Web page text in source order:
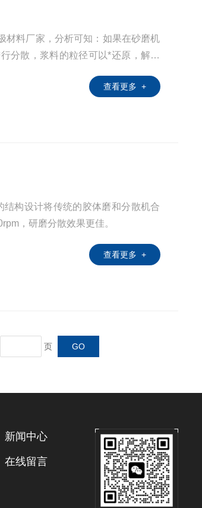
材料厂家，分析可知：如果在砂磨机
分散，浆料的粒径可以*还原，解决
查看更多 +
构设计将传统的胶体磨和分散机合
，研磨分散效果更佳。
查看更多 +
页
新闻中心
在线留言